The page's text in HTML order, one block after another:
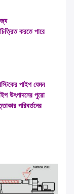
করতে পারে
পাইপ যেমন
উৎপাদনের পুরো
পরিবর্তনের